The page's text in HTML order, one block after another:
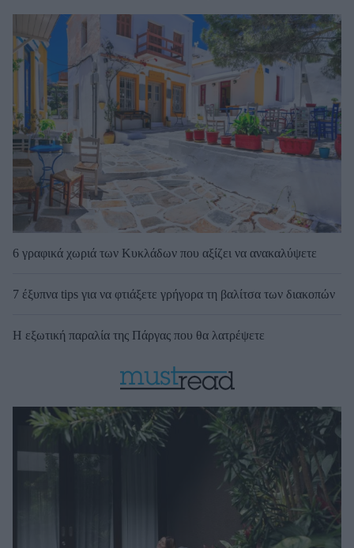
6 γραφικά χωριά των Κυκλάδων που αξίζει να ανακαλύψετε
7 έξυπνα tips για να φτιάξετε γρήγορα τη βαλίτσα των διακοπών
Η εξωτική παραλία της Πάργας που θα λατρέψετε